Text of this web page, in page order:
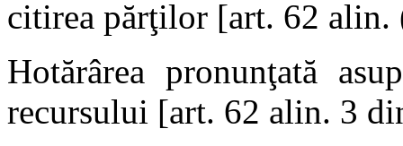
citirea părţilor [art. 62 alin.
Hotărârea pronunţată
recursului [art. 62 alin. 3